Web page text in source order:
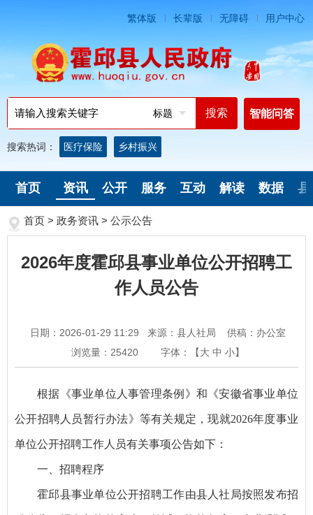
繁体版 长辈版 无障碍 用户中心
标题 智能问答
搜索热词： 医疗保险 乡村振兴
首页 资讯 公开 服务 互动 解读 数据 县
首页 > 政务资讯 > 公示公告
2026年度霍邱县事业单位公开招聘工
作人员公告
日期：2026-01-29 11:29 来源：县人社局
供稿：办公室
浏览量： 25420 字体：【大 中 小】
根据《事业单位人事管理条例》和《安徽省事业单位
公开招聘人员暂行办法》等有关规定，现就2026年度事业
单位公开招聘工作人员有关事项公告如下：
一、招聘程序
霍邱县事业单位公开招聘工作由县人社局按照发布招